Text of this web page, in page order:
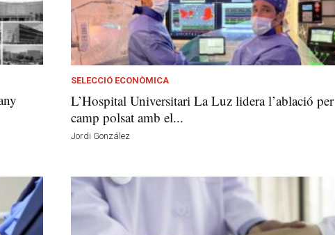
SELECCIÓ ECONÒMICA
L’Hospital Universitari La Luz lidera l’ablació per
camp polsat amb el...
Jordi González